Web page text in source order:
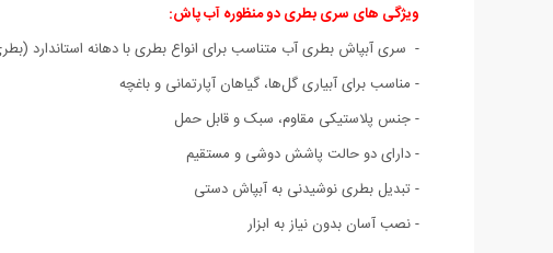
ویژگی های سری بطری دو منظوره آب پاش:
- سری آبپاش بطری آب متناسب برای انواع بطری با دهانه استاندارد
- مناسب برای آبیاری گل‌ها، گیاهان آپارتمانی و باغچه
- جنس پلاستیکی مقاوم، سبک و قابل حمل
- دارای دو حالت پاشش دوشی و مستقیم
- تبدیل بطری نوشیدنی به آبپاش دستی
- نصب آسان بدون نیاز به ابزار